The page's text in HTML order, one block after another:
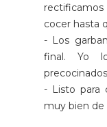
cocer hasta
- Los
final. Yo
- Listo para
muy bien de